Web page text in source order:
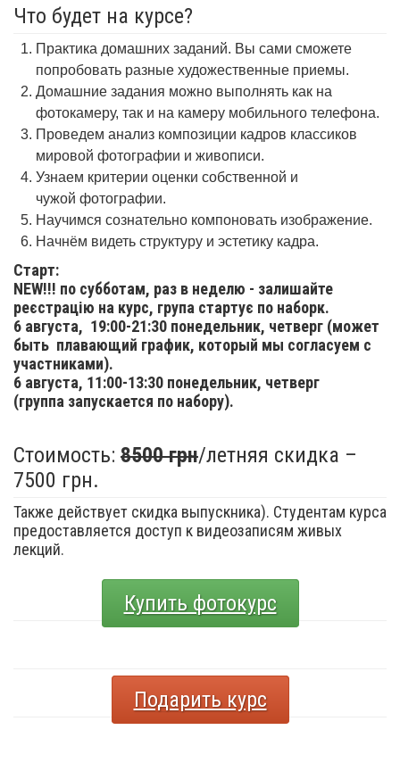
Что будет на курсе?
Практика домашних заданий. Вы сами сможете
попробовать разные художественные приемы.
Домашние задания можно выполнять как на
фотокамеру, так и на камеру мобильного телефона.
Проведем анализ композиции кадров классиков
мировой фотографии и живописи.
Узнаем критерии оценки собственной и
чужой фотографии.
Научимся сознательно компоновать изображение.
Начнём видеть структуру и эстетику кадра.
Старт:
NEW!!! по субботам, раз в неделю - залишайте
реєстрацію на курс, група стартує по наборк.
6 августа, 19:00-21:30 понедельник, четверг (может
быть плавающий график, который мы согласуем с
участниками).
6 августа, 11:00-13:30 понедельник, четверг
(группа запускается по набору).
Стоимость: 8500 грн/летняя скидка –
7500 грн.
Также действует скидка выпускника). Студентам курса
предоставляется доступ к видеозаписям живых
лекций.
Купить фотокурс
Подарить курс